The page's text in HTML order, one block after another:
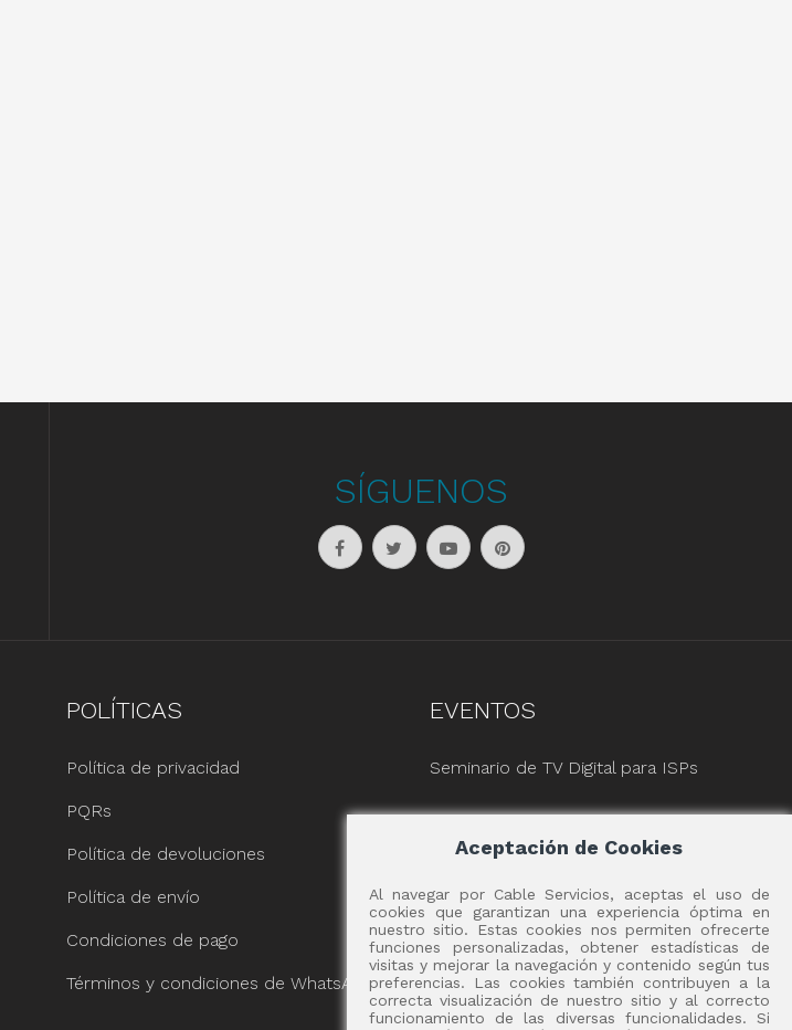
SÍGUENOS
POLÍTICAS
Política de privacidad
PQRs
Política de devoluciones
Política de envío
Condiciones de pago
Términos y condiciones de WhatsApp
EVENTOS
Seminario de TV Digital para ISPs
Aceptación de Cookies
Al navegar por Cable Servicios, aceptas el uso de
cookies que garantizan una experiencia óptima en
nuestro sitio. Estas cookies nos permiten ofrecerte
funciones personalizadas, obtener estadísticas de
visitas y mejorar la navegación y contenido según tus
preferencias. Las cookies también contribuyen a la
correcta visualización de nuestro sitio y al correcto
funcionamiento de las diversas funcionalidades. Si